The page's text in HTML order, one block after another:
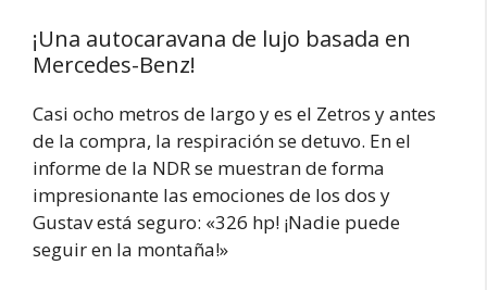
¡Una autocaravana de lujo basada en
Mercedes-Benz!
Casi ocho metros de largo y es el Zetros y antes
de la compra, la respiración se detuvo. En el
informe de la NDR se muestran de forma
impresionante las emociones de los dos y
Gustav está seguro: «326 hp! ¡Nadie puede
seguir en la montaña!»